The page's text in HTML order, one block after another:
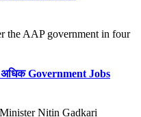
अधिक Government Jobs